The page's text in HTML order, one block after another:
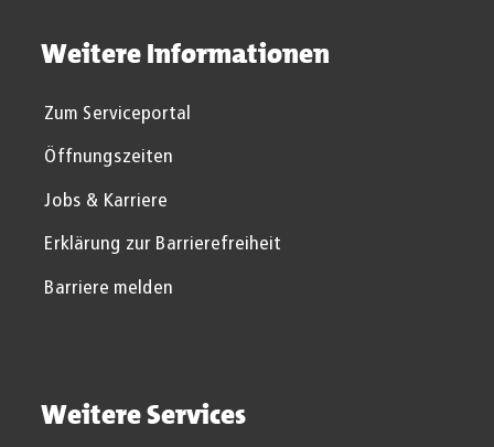
Weitere Informationen
Zum Serviceportal
Öffnungszeiten
Jobs & Karriere
Erklärung zur Barrierefreiheit
Barriere melden
Weitere Services